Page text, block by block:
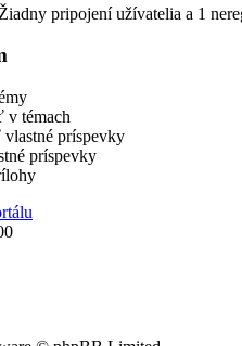
pripojení užívatelia a 1
v témach
príspevky
príspevky